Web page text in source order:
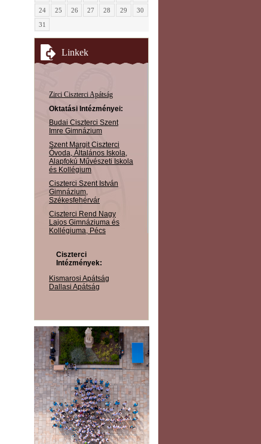
24
25 26 27 28 29
30
31
Linkek
Zirci Ciszterci Apátság
Oktatási Intézményei:
Budai Ciszterci Szent
Imre Gimnázium
Szent Margit Ciszterci
Óvoda, Általános Iskola,
Alapfokú Művészeti Iskola
és Kollégium
Ciszterci Szent István
Gimnázium,
Székesfehérvár
Ciszterci Rend Nagy
Lajos Gimnáziuma és
Kollégiuma, Pécs
Ciszterci
Intézmények:
Kismarosi Apátság
Dallasi Apátság